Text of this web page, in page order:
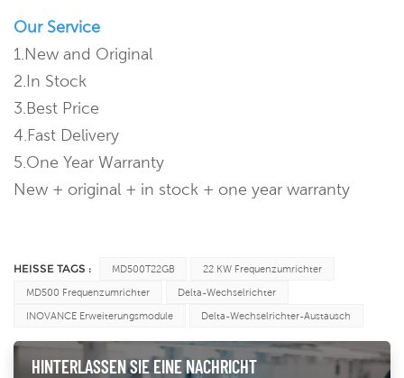
Our Service
1.New and Original
2.In Stock
3.Best Price
4.Fast Delivery
5.One Year Warranty
New + original + in stock + one year warranty
HEISSE TAGS : MD500T22GB 22 KW Frequenzumrichter
MD500 Frequenzumrichter Delta-Wechselrichter
INOVANCE Erweiterungsmodule Delta-Wechselrichter-Austausch
HINTERLASSEN SIE EINE NACHRICHT